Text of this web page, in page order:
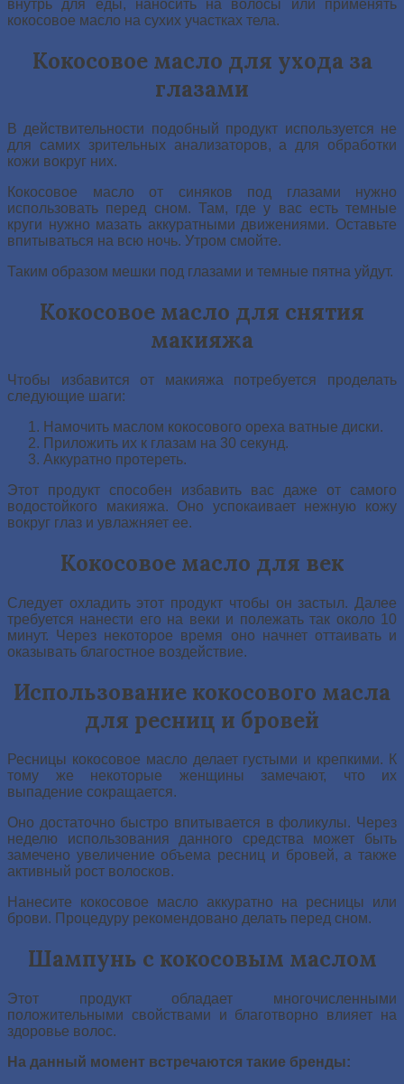
внутрь для еды, наносить на волосы или применять
кокосовое масло на сухих участках тела.
Кокосовое масло для ухода за
глазами
В действительности подобный продукт используется не
для самих зрительных анализаторов, а для обработки
кожи вокруг них.
Кокосовое масло от синяков под глазами нужно
использовать перед сном. Там, где у вас есть темные
круги нужно мазать аккуратными движениями. Оставьте
впитываться на всю ночь. Утром смойте.
Таким образом мешки под глазами и темные пятна уйдут.
Кокосовое масло для снятия
макияжа
Чтобы избавится от макияжа потребуется проделать
следующие шаги:
Намочить маслом кокосового ореха ватные диски.
Приложить их к глазам на 30 секунд.
Аккуратно протереть.
Этот продукт способен избавить вас даже от самого
водостойкого макияжа. Оно успокаивает нежную кожу
вокруг глаз и увлажняет ее.
Кокосовое масло для век
Следует охладить этот продукт чтобы он застыл. Далее
требуется нанести его на веки и полежать так около 10
минут. Через некоторое время оно начнет оттаивать и
оказывать благостное воздействие.
Использование кокосового масла
для ресниц и бровей
Ресницы кокосовое масло делает густыми и крепкими. К
тому же некоторые женщины замечают, что их
выпадение сокращается.
Оно достаточно быстро впитывается в фоликулы. Через
неделю использования данного средства может быть
замечено увеличение объема ресниц и бровей, а также
активный рост волосков.
Нанесите кокосовое масло аккуратно на ресницы или
брови. Процедуру рекомендовано делать перед сном.
Шампунь с кокосовым маслом
Этот продукт обладает многочисленными
положительными свойствами и благотворно влияет на
здоровье волос.
На данный момент встречаются такие бренды: